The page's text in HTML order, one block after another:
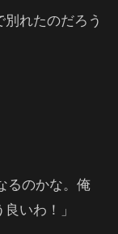
れたのだろう
るのかな。俺
いわ！」